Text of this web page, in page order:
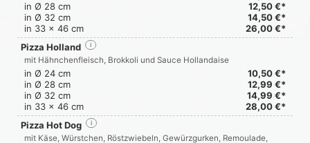
in Ø 28 cm
12,50 €*
in Ø 32 cm
14,50 €*
in 33 x 46 cm
26,00 €*
Pizza Holland
i
mit Hähnchenfleisch, Brokkoli und Sauce Hollandaise
in Ø 24 cm
10,50 €*
in Ø 28 cm
12,99 €*
in Ø 32 cm
14,99 €*
in 33 x 46 cm
28,00 €*
Pizza Hot Dog
i
mit Käse, Würstchen, Röstzwiebeln, Gewürzgurken, Remoulade,